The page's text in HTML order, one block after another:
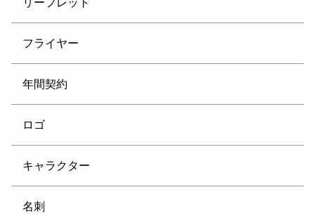
リーフレット
フライヤー
年間契約
ロゴ
キャラクター
名刺